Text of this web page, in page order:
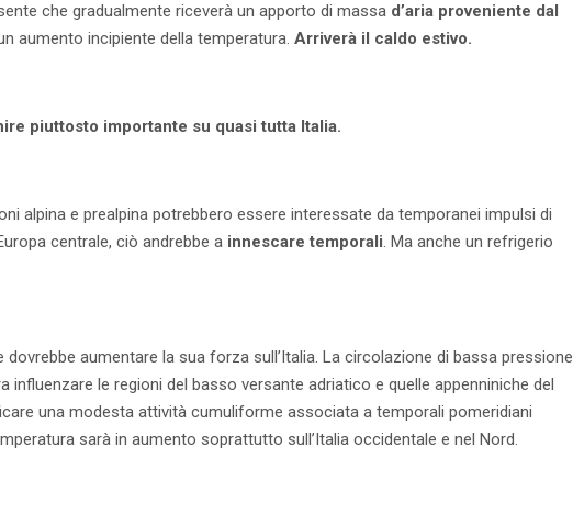
che gradualmente riceverà un apporto di massa d’aria proveniente dal
aumento incipiente della temperatura. Arriverà il caldo estivo.
piuttosto importante su quasi tutta Italia.
alpina e prealpina potrebbero essere interessate da temporanei impulsi di
centrale, ciò andrebbe a innescare temporali. Ma anche un refrigerio
dovrebbe aumentare la sua forza sull’Italia. La circolazione di bassa pressione
influenzare le regioni del basso versante adriatico e quelle appenniniche del
una modesta attività cumuliforme associata a temporali pomeridiani
sarà in aumento soprattutto sull’Italia occidentale e nel Nord.